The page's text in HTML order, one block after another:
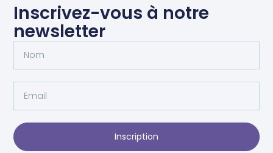
Inscrivez-vous à notre
newsletter
Inscription